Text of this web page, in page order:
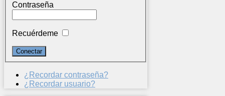
Contraseña
Recuérdeme
¿Recordar contraseña?
¿Recordar usuario?